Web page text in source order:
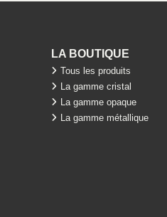
LA BOUTIQUE
Tous les produits
La gamme cristal
La gamme opaque
La gamme métallique